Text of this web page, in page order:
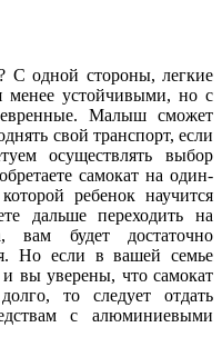
С одной стороны, легкие
менее устойчивыми, но с
Малыш сможет
свой транспорт, если
осуществлять выбор
самокат на один-
ребенок научится
дальше переходить на
вам будет достаточно
Но если в вашей семье
и вы уверены, что самокат
то следует отдать
с алюминиевыми